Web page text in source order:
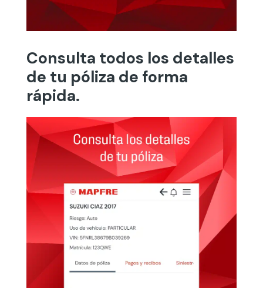
Consulta todos los detalles
de tu póliza de forma
rápida.